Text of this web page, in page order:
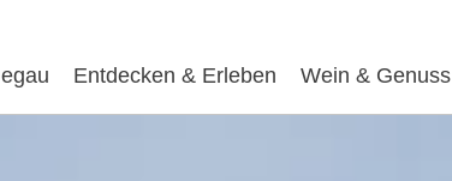
Entdecken & Erleben Wein & Genuss